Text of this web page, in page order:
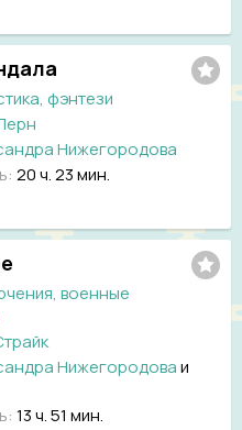
фэнтези
Нижегородова
20 ч. 23 мин.
военные
Нижегородоваи
13 ч. 51 мин.